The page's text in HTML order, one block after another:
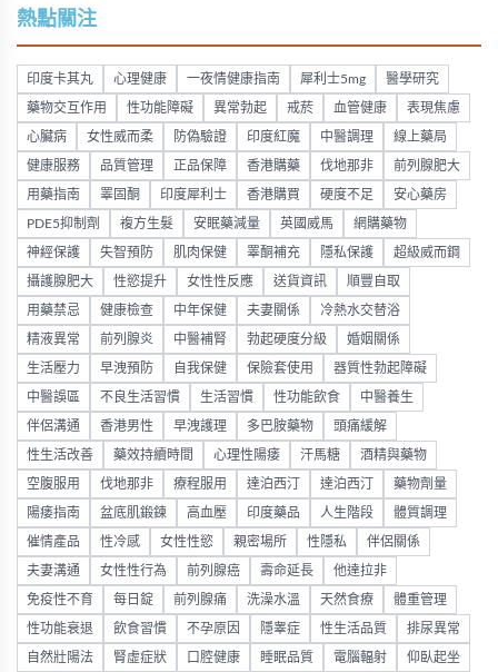
熱點關注
印度卡其丸 心理健康 一夜情健康指南 犀利士5mg 醫學研究
藥物交互作用 性功能障礙 異常勃起 戒菸 血管健康 表現焦慮
心臟病 女性威而柔 防偽驗證 印度紅魔 中醫調理 線上藥局
健康服務 品質管理 正品保障 香港購藥 伐地那非 前列腺肥大
用藥指南 睪固酮 印度犀利士 香港購買 硬度不足 安心藥房
PDE5抑制劑 複方生髮 安眠藥減量 英國威馬 網購藥物
神經保護 失智預防 肌肉保健 睪酮補充 隱私保護 超級威而鋼
攝護腺肥大 性慾提升 女性性反應 送貨資訊 順豐自取
用藥禁忌 健康檢查 中年保健 夫妻關係 冷熱水交替浴
精液異常 前列腺炎 中醫補腎 勃起硬度分級 婚姻關係
生活壓力 早洩預防 自我保健 保險套使用 器質性勃起障礙
中醫誤區 不良生活習慣 生活習慣 性功能飲食 中醫養生
伴侶溝通 香港男性 早洩護理 多巴胺藥物 頭痛緩解
性生活改善 藥效持續時間 心理性陽痿 汗馬糖 酒精與藥物
空腹服用 伐地那非 療程服用 達泊西汀 達泊西汀 藥物劑量
陽痿指南 盆底肌鍛鍊 高血壓 印度藥品 人生階段 體質調理
催情產品 性冷感 女性性慾 親密場所 性隱私 伴侶關係
夫妻溝通 女性性行為 前列腺癌 壽命延長 他達拉非
免疫性不育 每日錠 前列腺痛 洗澡水溫 天然食療 體重管理
性功能衰退 飲食習慣 不孕原因 隱睾症 性生活品質 排尿異常
自然壯陽法 腎虛症狀 口腔健康 睡眠品質 電腦輻射 仰臥起坐